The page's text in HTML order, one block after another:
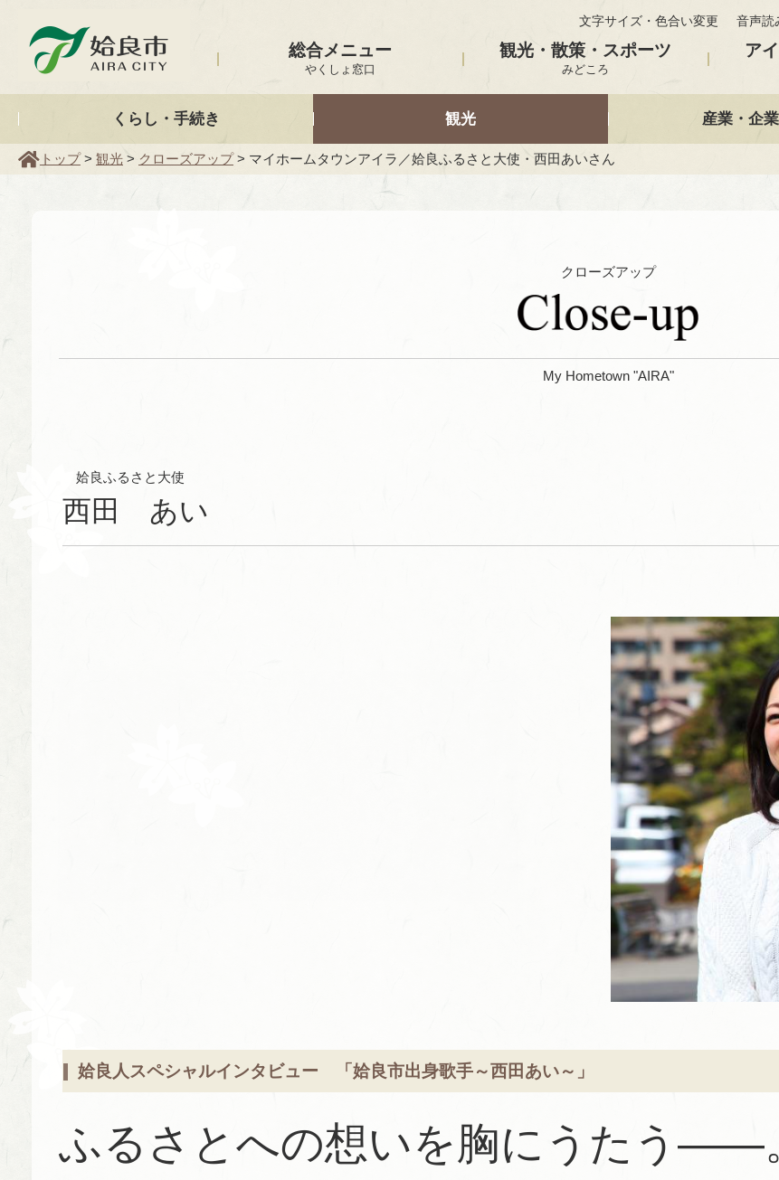
文字サイズ・色合い変更 音声読
総合メニュー
やくしょ窓口
観光・散策・スポーツ
みどころ
ア
くらし・手続き 観光 産業・企
トップ> 観光 > クローズアップ> マイホームタウンアイラ／姶良ふるさと大使・西田あいさん
クローズアップ
My Hometown "AIRA"
姶良ふるさと大使
西田 あい
姶良人スペシャルインタビュー 「 姶良市出身歌手～西田あい～」
ふるさとへの想いを胸にうたう――